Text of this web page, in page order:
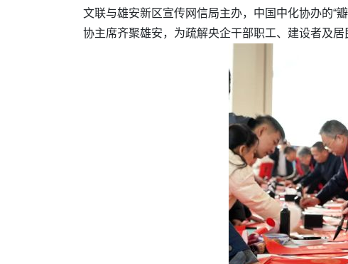
文联与雄安新区宣传网信局主办，中国中化协办的
协主席齐聚雄安，为疏解央企干部职工、建设者及居